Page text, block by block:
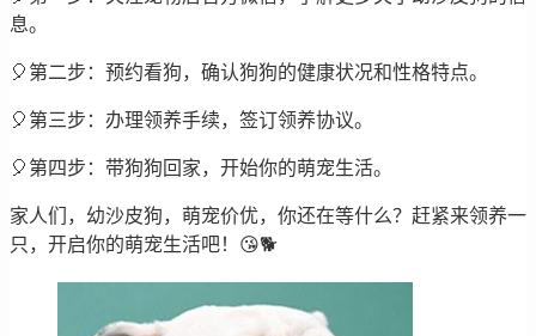
息。
🎈第二步：预约看狗，确认狗狗的健康状况和性格特点。
🎈第三步：办理领养手续，签订领养协议。
🎈第四步：带狗狗回家，开始你的萌宠生活。
家人们，幼沙皮狗，萌宠价优，你还在等什么？赶紧来领养一
只，开启你的萌宠生活吧！😘🐕